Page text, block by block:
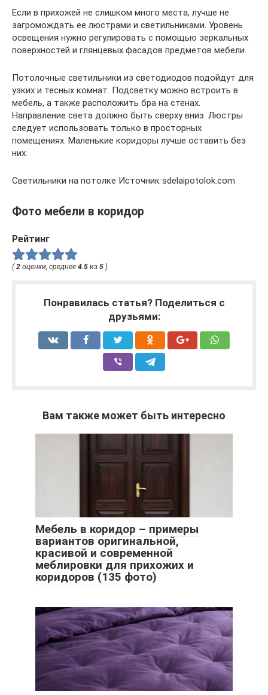
Если в прихожей не слишком много места, лучше не
загромождать ее люстрами и светильниками. Уровень
освещения нужно регулировать с помощью зеркальных
поверхностей и глянцевых фасадов предметов мебели.
Потолочные светильники из светодиодов подойдут для
узких и тесных комнат. Подсветку можно встроить в
мебель, а также расположить бра на стенах.
Направление света должно быть сверху вниз. Люстры
следует использовать только в просторных
помещениях. Маленькие коридоры лучше оставить без
них.
Светильники на потолке Источник sdelaipotolok.com
Фото мебели в коридор
Рейтинг
( 2 оценки, среднее 4.5 из 5 )
Понравилась статья? Поделиться с
друзьями:
Вам также может быть интересно
Мебель в коридор – примеры
вариантов оригинальной,
красивой и современной
меблировки для прихожих и
коридоров (135 фото)